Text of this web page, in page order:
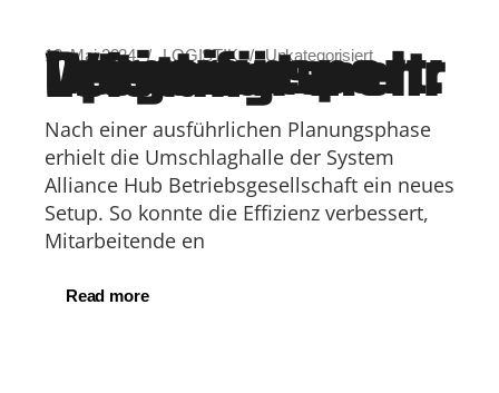
13. Mai 2024 LOGISTIK Unkategorisiert
Intratransport: Optimierte Wege für mehr Leistung
Nach einer ausführlichen Planungsphase
erhielt die Umschlaghalle der System
Alliance Hub Betriebsgesellschaft ein neues
Setup. So konnte die Effizienz verbessert,
Mitarbeitende en
Read more